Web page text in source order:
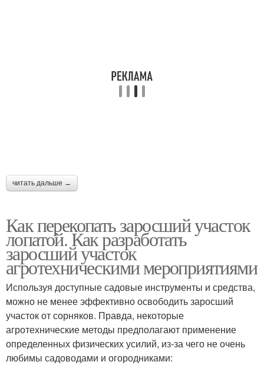
читать дальше →
Как перекопать заросший участок
лопатой. Как разработать
заросший участок
агротехническими мероприятиями
Используя доступные садовые инструменты и средства,
можно не менее эффективно освободить заросший
участок от сорняков. Правда, некоторые
агротехнические методы предполагают применение
определенных физических усилий, из-за чего не очень
любимы садоводами и огородниками: